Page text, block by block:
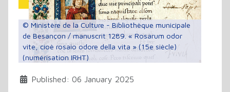
© Ministère de la Culture - Bibliothèque municipale
de Besançon / manuscrit 1289. « Rosarum odor
vite, cioè rosaio odore della vita » (15e siècle)
(numérisation IRHT)
Published: 06 January 2025